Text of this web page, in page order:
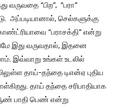
வருவதை “பிற”, “பரா”
அப்படியானால், செல்களுக்கு
“பராசக்தி” என்று
இது வருவதால், இதனை
இவ்வாறு உங்கள் உடலில்
தாய்-தந்தை டிஎன்ஏ புதிய
தாய் தந்தை சரிபாதியாக
பாதி பெண் என்று